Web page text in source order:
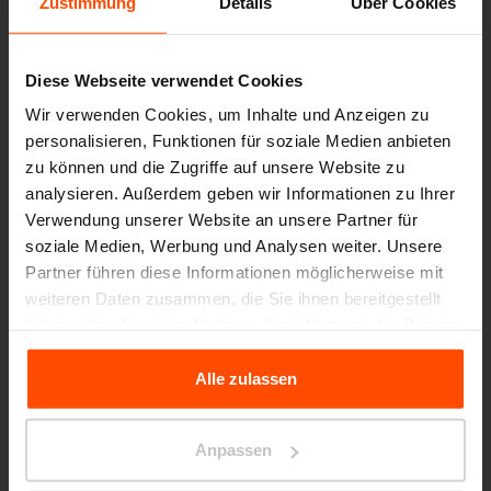
Diese Webseite verwendet Cookies
Wir verwenden Cookies, um Inhalte und Anzeigen zu
personalisieren, Funktionen für soziale Medien anbieten
zu können und die Zugriffe auf unsere Website zu
analysieren. Außerdem geben wir Informationen zu Ihrer
Verwendung unserer Website an unsere Partner für
soziale Medien, Werbung und Analysen weiter. Unsere
Partner führen diese Informationen möglicherweise mit
weiteren Daten zusammen, die Sie ihnen bereitgestellt
gesammelt haben.
Für weitere Informationen besuchen Sie bitte Principles
Alle zulassen
Anpassen
Weniger Bäume, mehr Holz
Ein wichtiger Aspekt bei der Auswahl von
Jatoba-Holz ist auch die Tatsache, dass der
Ertrag aus einem Baum um ein Vielfaches höher
ist. Bis zu 50 %, als bei den meisten
europäischen Hölzern. Ein Baum mit einem
breiten geraden Stamm und eine schonende
Verarbeitung tragen dazu bei, dass so wenig
Abfall wie möglich entsteht. Alternative
europäische Hölzer sind viel knorriger und mit
Stämmen, die in verschiedene Richtungen
gebogen sind. Die Verarbeitung von Holz aus